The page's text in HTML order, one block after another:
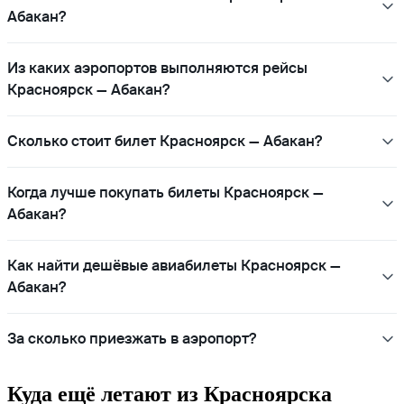
Абакан?
Из каких аэропортов выполняются рейсы
Красноярск — Абакан?
Сколько стоит билет Красноярск — Абакан?
Когда лучше покупать билеты Красноярск —
Абакан?
Как найти дешёвые авиабилеты Красноярск —
Абакан?
За сколько приезжать в аэропорт?
Куда ещё летают из Красноярска